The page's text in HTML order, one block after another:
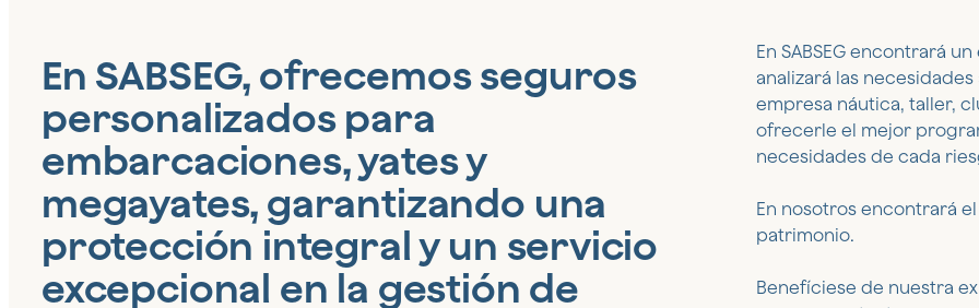
En SABSEG, ofrecemos seguros
personalizados para
embarcaciones, yates y
megayates, garantizando una
protección integral y un servicio
excepcional en la gestión de
En SABSEG encontrará
analizará las
empresa náutica, taller,
ofrecerle el mejor
necesidades de cada
En nosotros encontrará
patrimonio.
Benefíciese de nuestra